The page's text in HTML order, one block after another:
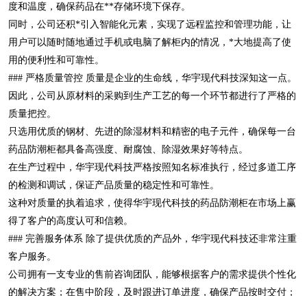
度和温度，确保药品在**存储环境下保存。
同时，公司还积*引入智能化元素，实现了远程监控和管理功能，让
用户可以随时随地通过手机或电脑了解柜内的情况，*大地提高了使
用的便利性和可靠性。
### 严格质量管控 质量是企业的生命线，华宇现代科技深知这一点。
因此，公司从原材料的采购到生产工艺的每一个环节都进行了严格的
质量把控。
只选用优质的钢材、先进的除湿材料和精密的电子元件，确保每一台
药品防潮柜都具备高强度、耐腐蚀、除湿效果好等特点。
在生产过程中，华宇现代科技严格按照知名标准执行，经过多道工序
的检测和调试，保证产品质量的稳定性和可靠性。
这种对质量的执着追求，使得华宇现代科技的药品防潮柜在市场上赢
得了客户的高度认可和信赖。
### 完善服务体系 除了提供优质的产品外，华宇现代科技还非常注重
客户服务。
公司拥有一支专业的售前咨询团队，能够根据客户的需求提供个性化
的解决方案；在售中阶段，及时跟进订单进度，确保产品按时交付；